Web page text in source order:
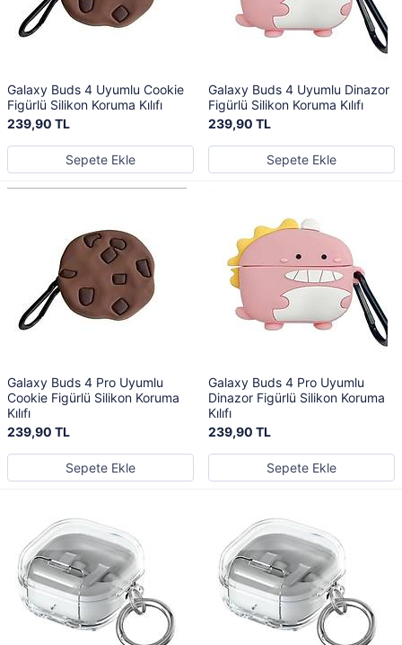
Galaxy Buds 4 Uyumlu Cookie
Figürlü Silikon Koruma Kılıfı
239,90 TL
Sepete Ekle
Galaxy Buds 4 Uyumlu Dinazor
Figürlü Silikon Koruma Kılıfı
239,90 TL
Sepete Ekle
Galaxy Buds 4 Pro Uyumlu
Cookie Figürlü Silikon Koruma
Kılıfı
239,90 TL
Sepete Ekle
Galaxy Buds 4 Pro Uyumlu
Dinazor Figürlü Silikon Koruma
Kılıfı
239,90 TL
Sepete Ekle